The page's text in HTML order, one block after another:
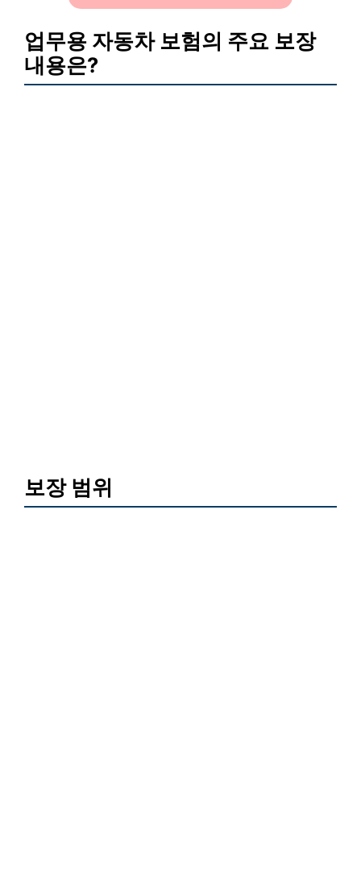
업무용 자동차 보험의 주요 보장
내용은?
보장 범위